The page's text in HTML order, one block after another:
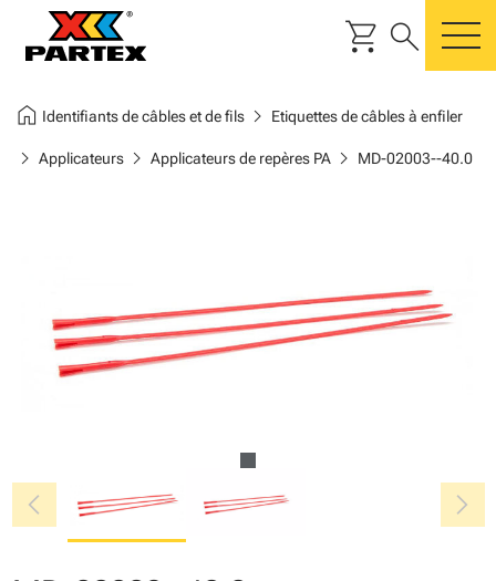
shopping_cart search
home Identifiants de câbles et de filschevron_right Etiquettes de câbles à enfiler
chevron_right Applicateurschevron_right Applicateurs de repères PAchevron_right MD-02003--40.0
chevron_left chevron_right